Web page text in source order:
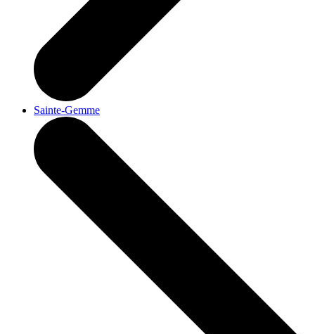
Sainte-Gemme